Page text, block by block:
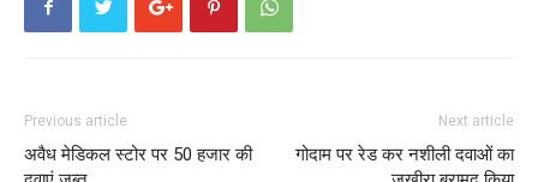
Previous article
अवैध मेडिकल स्टोर पर 50 हजार की
Next article
गोदाम पर रेड कर नशीली दवाओं का